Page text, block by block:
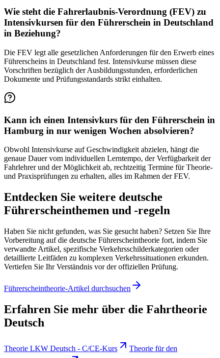
Wie steht die Fahrerlaubnis-Verordnung (FEV) zu
Intensivkursen für den Führerschein in Deutschland
in Beziehung?
Die FEV legt alle gesetzlichen Anforderungen für den Erwerb eines
Führerscheins in Deutschland fest. Intensivkurse müssen diese
Vorschriften bezüglich der Ausbildungsstunden, erforderlichen
Dokumente und Prüfungsstandards strikt einhalten.
Kann ich einen Intensivkurs für den Führerschein in
Hamburg in nur wenigen Wochen absolvieren?
Obwohl Intensivkurse auf Geschwindigkeit abzielen, hängt die
genaue Dauer vom individuellen Lerntempo, der Verfügbarkeit der
Fahrlehrer und der Möglichkeit ab, rechtzeitig Termine für Theorie-
und Praxisprüfungen zu erhalten, alles im Rahmen der FEV.
Entdecken Sie weitere deutsche
Führerscheinthemen und -regeln
Haben Sie nicht gefunden, was Sie gesucht haben? Setzen Sie Ihre
Vorbereitung auf die deutsche Führerscheintheorie fort, indem Sie
verwandte Artikel, spezifische Verkehrsschilderkategorien oder
detaillierte Leitfäden zu komplexen Verkehrssituationen erkunden.
Vertiefen Sie Ihr Verständnis vor der offiziellen Prüfung.
Führerscheintheorie-Artikel durchsuchen
Erfahren Sie mehr über die Fahrtheorie
Deutsch
Theorie LKW Deutsch - C/CE-Kurs
Theorie für den